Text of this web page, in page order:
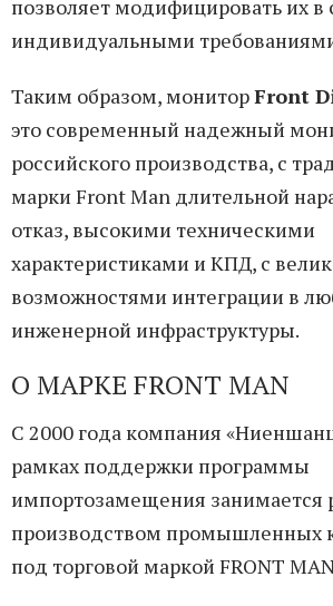
позволяет модифицировать их в
индивидуальными
Таким образом, мониторFront
это современный надежный
российского производства, с
марки Front Man длительной
отказ, высокими техническими
характеристиками и КПД, с
возможностями интеграции в
инженерной инфраструктуры.
О МАРКЕ FRONT MAN
С 2000 года компания
рамках поддержки программы
импортозамещения занимается
производством промышленных
под торговой маркой FRONT